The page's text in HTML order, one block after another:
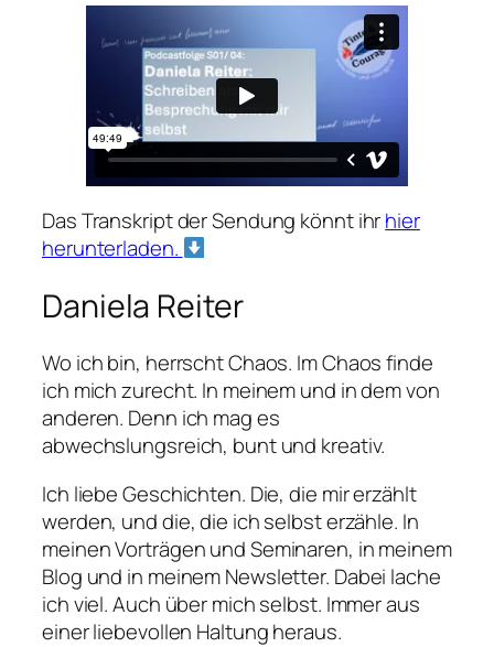
Das Transkript der Sendung könnt ihrhier
herunterladen.
Daniela Reiter
Wo ich bin, herrscht Chaos. Im Chaos finde
ich mich zurecht. In meinem und in dem von
anderen. Denn ich mag es
abwechslungsreich, bunt und kreativ.
Ich liebe Geschichten. Die, die mir erzählt
werden, und die, die ich selbst erzähle. In
meinen Vorträgen und Seminaren, in meinem
Blog und in meinem Newsletter. Dabei lache
ich viel. Auch über mich selbst. Immer aus
einer liebevollen Haltung heraus.